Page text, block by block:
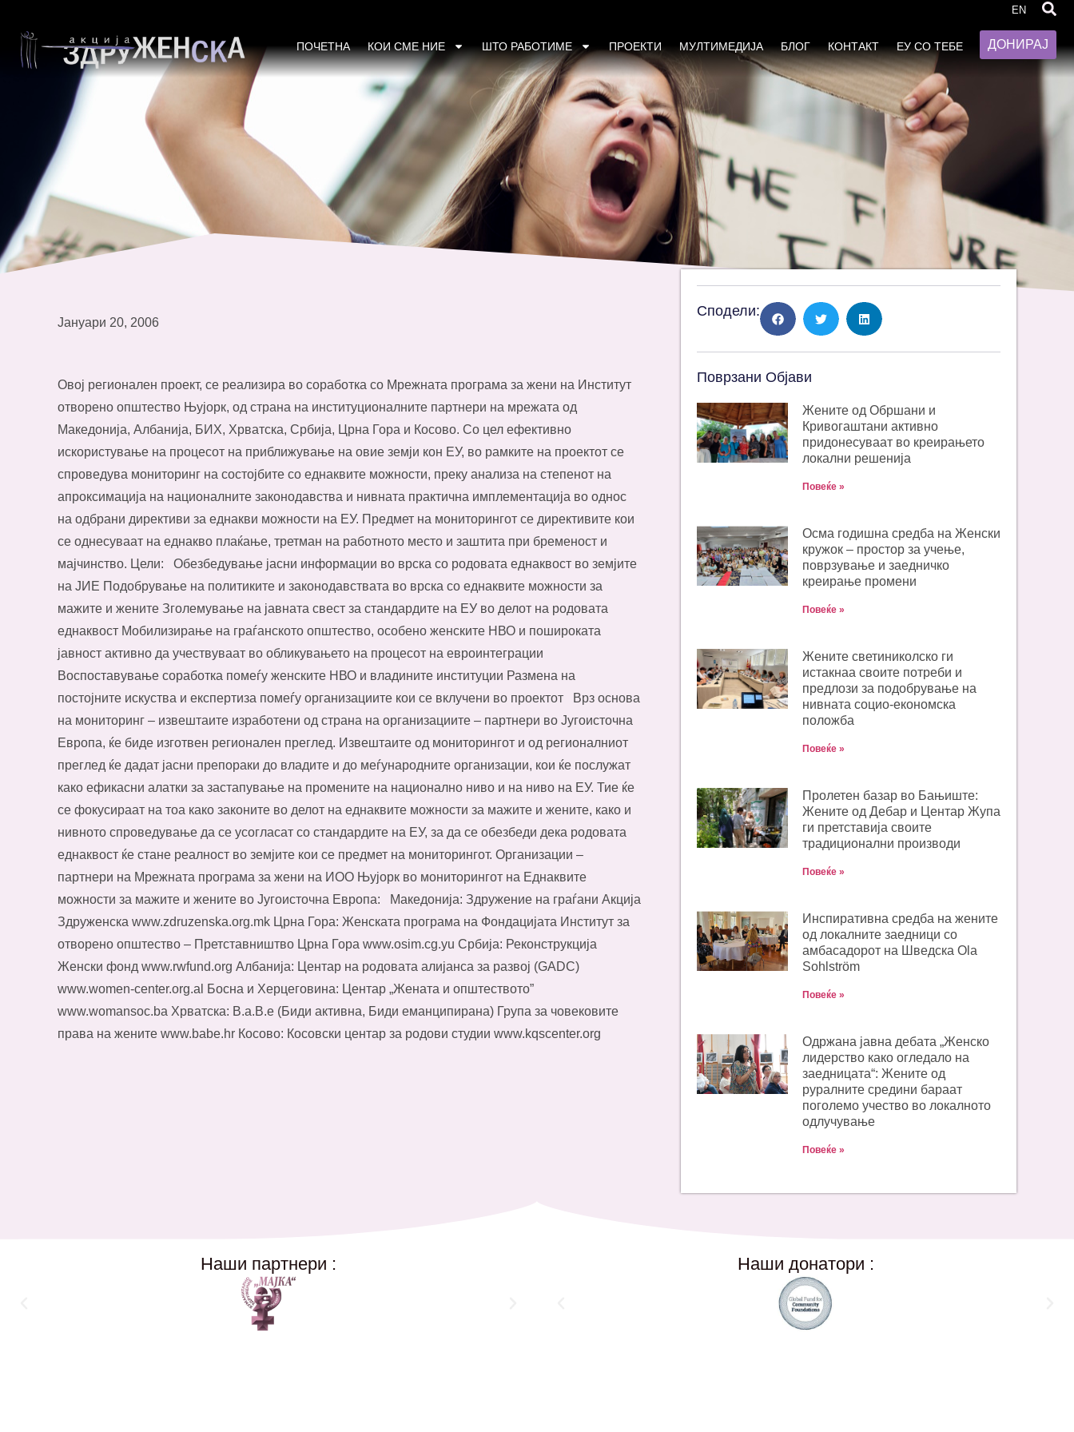
EN
ПОЧЕТНА КОИ СМЕ НИЕ ШТО РАБОТИМЕ ПРОЕКТИ МУЛТИМЕДИЈА БЛОГ КОНТАКТ ЕУ СО ТЕБЕ ДОНИРАЈ
Јануари 20, 2006
Овој регионален проект, се реализира во соработка со Мрежната програма за жени на Институт
отворено општество Њујорк, од страна на институционалните партнери на мрежата од
Македонија, Албанија, БИХ, Хрватска, Србија, Црна Гора и Косово. Со цел ефективно
искористување на процесот на приближување на овие земји кон ЕУ, во рамките на проектот се
спроведува мониторинг на состојбите со еднаквите можности, преку анализа на степенот на
апроксимација на националните законодавства и нивната практична имплементација во однос
на одбрани директиви за еднакви можности на ЕУ. Предмет на мониторингот се директивите кои
се однесуваат на еднакво плаќање, третман на работното место и заштита при бременост и
мајчинство. Цели: Обезбедување јасни информации во врска со родовата еднаквост во земјите
на ЈИЕ Подобрување на политиките и законодавствата во врска со еднаквите можности за
мажите и жените Зголемување на јавната свест за стандардите на ЕУ во делот на родовата
еднаквост Мобилизирање на граѓанското општество, особено женските НВО и пошироката
јавност активно да учествуваат во обликувањето на процесот на евроинтеграции
Воспоставување соработка помеѓу женските НВО и владините институции Размена на
постојните искуства и експертиза помеѓу организациите кои се вклучени во проектот Врз основа
на мониторинг – извештаите изработени од страна на организациите – партнери во Југоисточна
Европа, ќе биде изготвен регионален преглед. Извештаите од мониторингот и од регионалниот
преглед ќе дадат јасни препораки до владите и до меѓународните организации, кои ќе послужат
како ефикасни алатки за застапување на промените на национално ниво и на ниво на ЕУ. Тие ќе
се фокусираат на тоа како законите во делот на еднаквите можности за мажите и жените, како и
нивното спроведување да се усогласат со стандардите на ЕУ, за да се обезбеди дека родовата
еднаквост ќе стане реалност во земјите кои се предмет на мониторингот. Организации –
партнери на Мрежната програма за жени на ИОО Њујорк во мониторингот на Еднаквите
можности за мажите и жените во Југоисточна Европа: Македонија: Здружение на граѓани Акција
Здруженска www.zdruzenska.org.mk Црна Гора: Женската програма на Фондацијата Институт за
отворено општество – Претставништво Црна Гора www.osim.cg.yu Србија: Реконструкција
Женски фонд www.rwfund.org Албанија: Центар на родовата алијанса за развој (GADC)
www.women-center.org.al Босна и Херцеговина: Центар „Жената и општеството”
www.womansoc.ba Хрватска: B.a.B.e (Биди активна, Биди еманципирана) Група за човековите
права на жените www.babe.hr Косово: Косовски центар за родови студии www.kqscenter.org
Сподели:
Поврзани Објави
Жените од Обршани и
Кривогаштани активно
придонесуваат во креирањето
локални решенија
Повеќе »
Oсма годишна средба на Женски
кружок – простор за учење,
поврзување и заедничко
креирање промени
Повеќе »
Жените светиниколско ги
истакнаа своите потреби и
предлози за подобрување на
нивната социо-економска
положба
Повеќе »
Пролетен базар во Бањиште:
Жените од Дебар и Центар Жупа
ги претставија своите
традиционални производи
Повеќе »
Инспиративна средба на жените
од локалните заедници со
амбасадорот на Шведска Ola
Sohlström
Повеќе »
Одржана јавна дебата „Женско
лидерство како огледало на
заедницата“: Жените од
руралните средини бараат
поголемо учество во локалното
одлучување
Повеќе »
Наши партнери : Наши донатори :